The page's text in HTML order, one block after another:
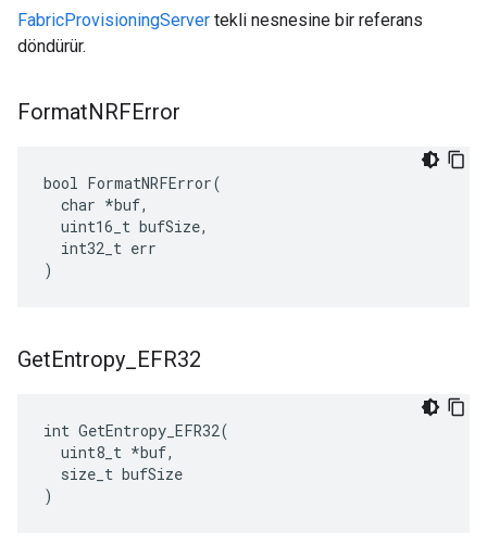
FabricProvisioningServer tekli nesnesine bir referans
döndürür.
FormatNRFError
bool FormatNRFError(
  char *buf,
  uint16_t bufSize,
  int32_t err
)
GetEntropy EFR32
int GetEntropy_EFR32(
  uint8_t *buf,
  size_t bufSize
)